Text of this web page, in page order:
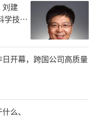
刘建
学技术
开幕，跨国公司高质量
么、